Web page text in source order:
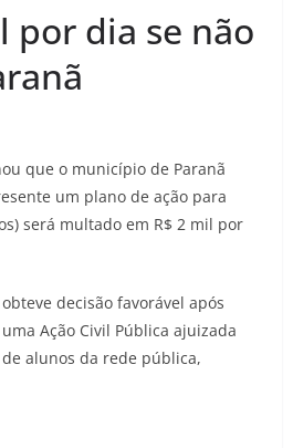
por dia se não
que o município de Paranã
um plano de ação para
será multado em R$ 2 mil por
decisão favorável após
Ação Civil Pública ajuizada
alunos da rede pública,